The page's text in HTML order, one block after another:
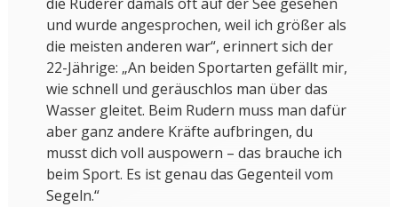
und wurde angesprochen, weil ich größer als
die meisten anderen war“, erinnert sich der
22-Jährige: „An beiden Sportarten gefällt mir,
wie schnell und geräuschlos man über das
Wasser gleitet. Beim Rudern muss man dafür
aber ganz andere Kräfte aufbringen, du
musst dich voll auspowern – das brauche ich
beim Sport. Es ist genau das Gegenteil vom
Segeln.“